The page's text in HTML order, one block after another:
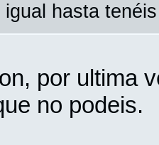
igual hasta
por ultima
no podeis.